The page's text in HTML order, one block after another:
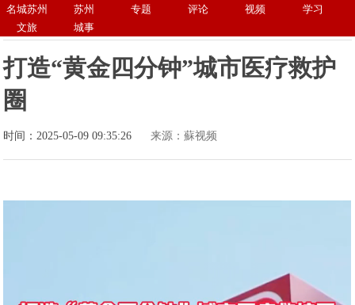
名城苏州 苏州 专题 评论 视频
学习
文旅
城事
打造“黄金四分钟”城市医疗救护
圈
时间：2025-05-09 09:35:26 来源：蘇视频